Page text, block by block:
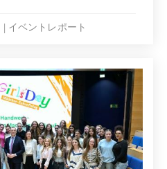
イベントレポート